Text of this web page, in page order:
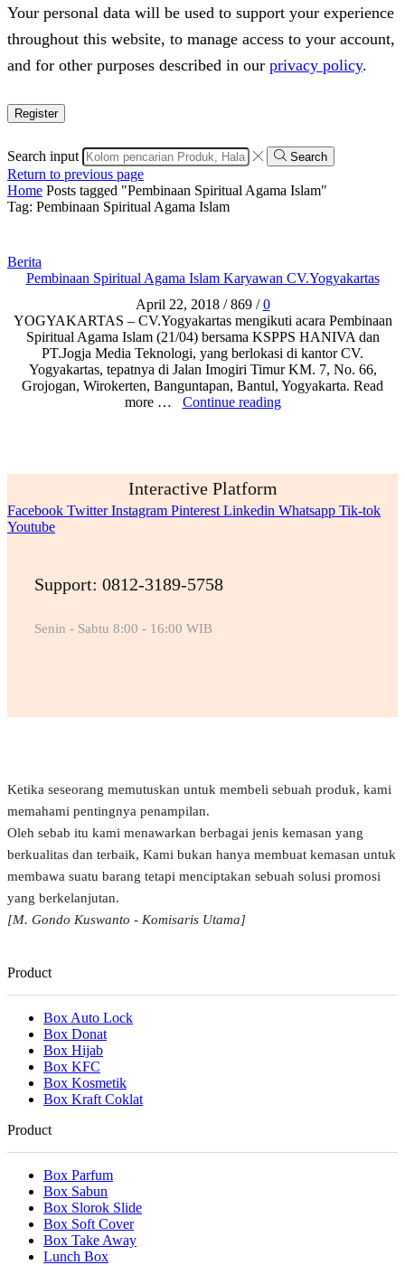
Your personal data will be used to support your experience
throughout this website, to manage access to your account,
and for other purposes described in our privacy policy.
Register
Search input Search
Return to previous page
Home Posts tagged "Pembinaan Spiritual Agama Islam"
Tag: Pembinaan Spiritual Agama Islam
Berita
Pembinaan Spiritual Agama Islam Karyawan CV.Yogyakartas
April 22, 2018 / 869 / 0
YOGYAKARTAS – CV.Yogyakartas mengikuti acara Pembinaan
Spiritual Agama Islam (21/04) bersama KSPPS HANIVA dan
PT.Jogja Media Teknologi, yang berlokasi di kantor CV.
Yogyakartas, tepatnya di Jalan Imogiri Timur KM. 7, No. 66,
Grojogan, Wirokerten, Banguntapan, Bantul, Yogyakarta. Read
more … Continue reading
Interactive Platform
Facebook Twitter Instagram Pinterest Linkedin Whatsapp Tik-tok
Youtube
Support: 0812-3189-5758
Senin - Sabtu 8:00 - 16:00 WIB
Ketika seseorang memutuskan untuk membeli sebuah produk, kami
memahami pentingnya penampilan.
Oleh sebab itu kami menawarkan berbagai jenis kemasan yang
berkualitas dan terbaik, Kami bukan hanya membuat kemasan untuk
membawa suatu barang tetapi menciptakan sebuah solusi promosi
yang berkelanjutan.
[M. Gondo Kuswanto - Komisaris Utama]
Product
Box Auto Lock
Box Donat
Box Hijab
Box KFC
Box Kosmetik
Box Kraft Coklat
Product
Box Parfum
Box Sabun
Box Slorok Slide
Box Soft Cover
Box Take Away
Lunch Box